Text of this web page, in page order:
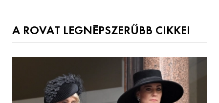
A ROVAT LEGNÉPSZERŰBB CIKKEI